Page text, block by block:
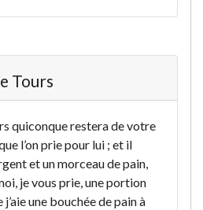
Tours
quiconque restera de votre
l’on prie pour lui ; et il
et un morceau de pain,
je vous prie, une portion
une bouchée de pain à